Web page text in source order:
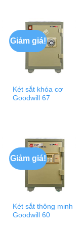
Giảm giá!
Két sắt khóa cơ
Goodwill 67
Giảm giá!
Két sắt thông minh
Goodwill 60